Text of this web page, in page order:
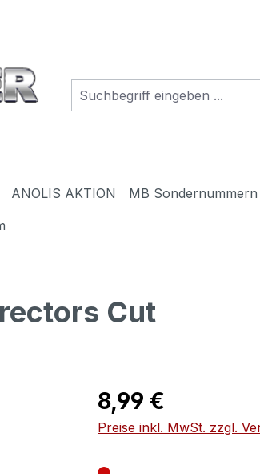
ANOLIS AKTION MB Sondernummern
Cut
Regulärer Preis:
8,99 €
Preise inkl. MwSt. zzgl.